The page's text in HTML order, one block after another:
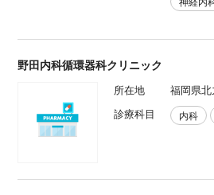
野田内科循環器科クリニック
所在地
福岡県
診療科目
内科